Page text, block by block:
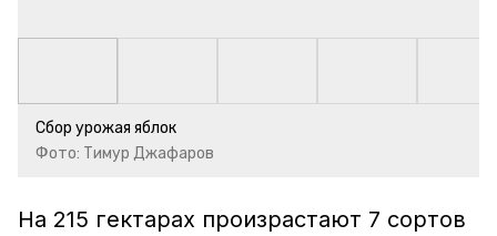
Сбор урожая яблок
Фото: Тимур Джафаров
На 215 гектарах произрастают 7 сортов